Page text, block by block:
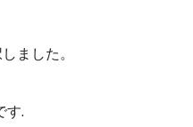
ました。
す.